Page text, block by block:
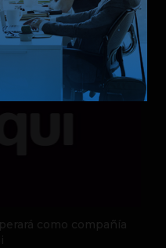
como compañía